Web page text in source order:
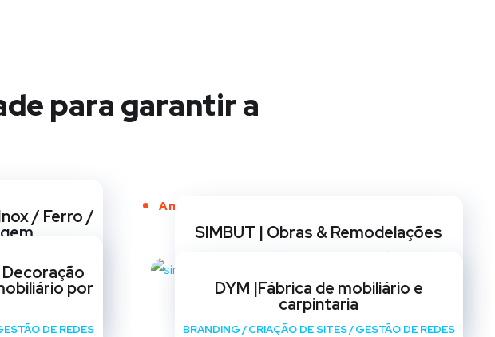
para garantir a
Anos de Serviço
/ Ferro /
SEO/
SIMBUT | Obras & Remodelações
REDESIGN DE SITES
por
DE REDES
DYM |Fábrica de mobiliário e
carpintaria
BRANDING/CRIAÇÃO DE SITES/GESTÃO DE REDES